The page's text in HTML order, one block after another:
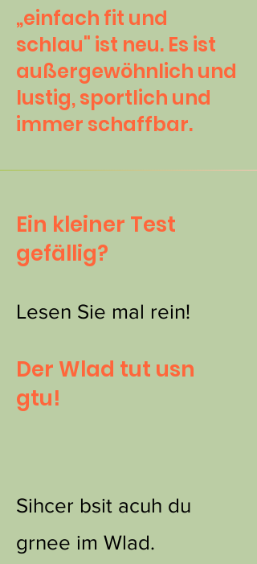
„einfach fit und
schlau" ist neu. Es ist
außergewöhnlich und
lustig, sportlich und
immer schaffbar.
Ein kleiner Test
gefällig?
Lesen Sie mal rein!
Der Wlad tut usn
gtu!
Sihcer bsit acuh du
grnee im Wlad.